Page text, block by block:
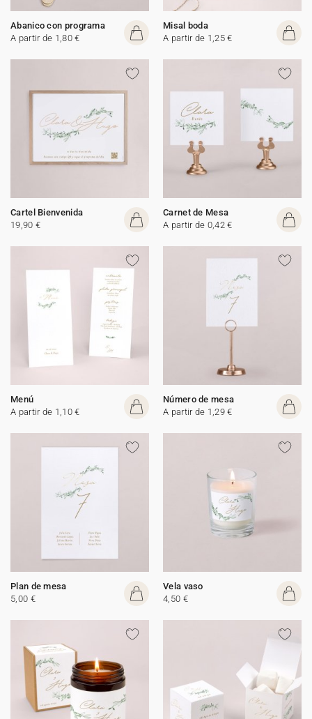
Abanico con programa
A partir de 1,80 €
Misal boda
A partir de 1,25 €
Cartel Bienvenida
19,90 €
Carnet de Mesa
A partir de 0,42 €
Menú
A partir de 1,10 €
Número de mesa
A partir de 1,29 €
Plan de mesa
5,00 €
Vela vaso
4,50 €